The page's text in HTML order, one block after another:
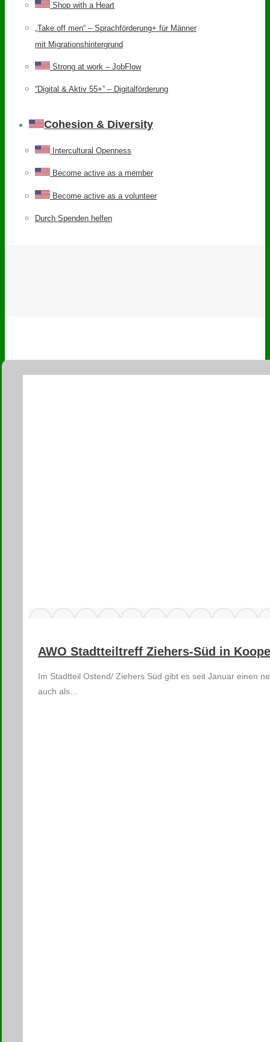
Shop with a Heart
„Take off men“ – Sprachförderung+ für Männer
mit Migrationshintergrund
Strong at work – JobFlow
“Digital & Aktiv 55+” – Digitalförderung
Cohesion & Diversity
Intercultural Openness
Become active as a member
Become active as a volunteer
Durch Spenden helfen
AWO Stadtteiltreff Ziehers-Süd in
Im Stadtteil Ostend/ Ziehers Süd gibt es seit Januar einen
auch als…